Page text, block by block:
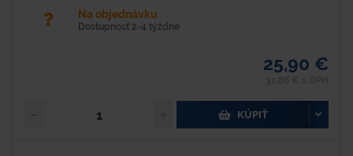
Na objednávku
Dostupnosť 2-4 týždne
25,90 €
KÚPIŤ